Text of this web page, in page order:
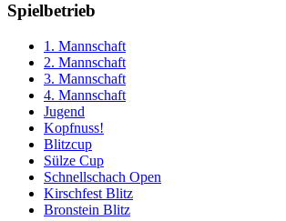
Spielbetrieb
1. Mannschaft
2. Mannschaft
3. Mannschaft
4. Mannschaft
Jugend
Kopfnuss!
Blitzcup
Sülze Cup
Schnellschach Open
Kirschfest Blitz
Bronstein Blitz